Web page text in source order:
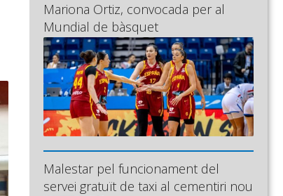
Mariona Ortiz, convocada per al
Mundial de bàsquet
Malestar pel funcionament del
servei gratuït de taxi al cementiri nou